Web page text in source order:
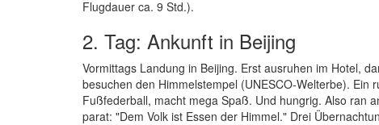
Flugdauer ca. 9 Std.).
2. Tag: Ankunft in Beijing
Vormittags Landung in Beijing. Erst ausruhen im Hotel,
besuchen den Himmelstempel (UNESCO-Welterbe).
Fußfederball, macht mega Spaß. Und hungrig. Also ran
parat: "Dem Volk ist Essen der Himmel." Drei